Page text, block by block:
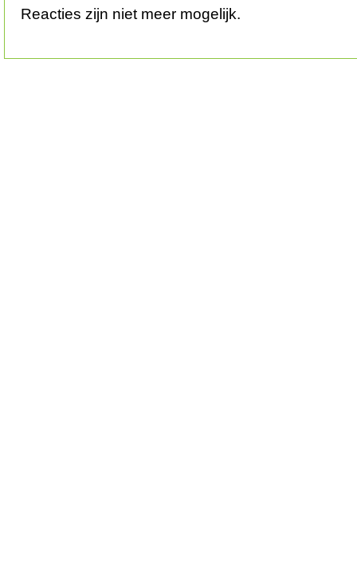
Reacties zijn niet meer mogelijk.